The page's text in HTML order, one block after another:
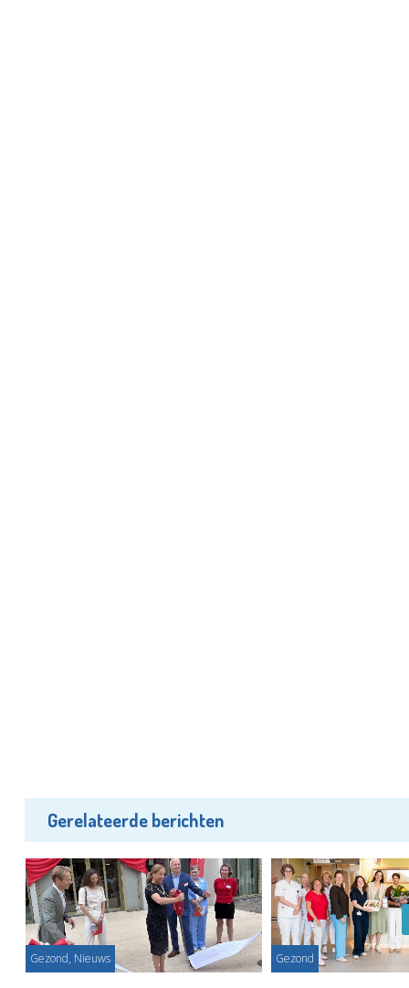
Gerelateerde berichten
Gezond, Nieuws Gezond